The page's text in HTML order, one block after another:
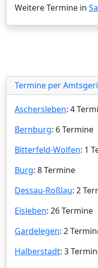
Weitere Termine in
Termine per
Aschersleben: 4
Bernburg: 6 Termine
Bitterfeld-Wolfen: 1
Burg: 8 Termine
Dessau-Roßlau: 2
Eisleben: 26 Termine
Gardelegen: 2
Halberstadt: 3